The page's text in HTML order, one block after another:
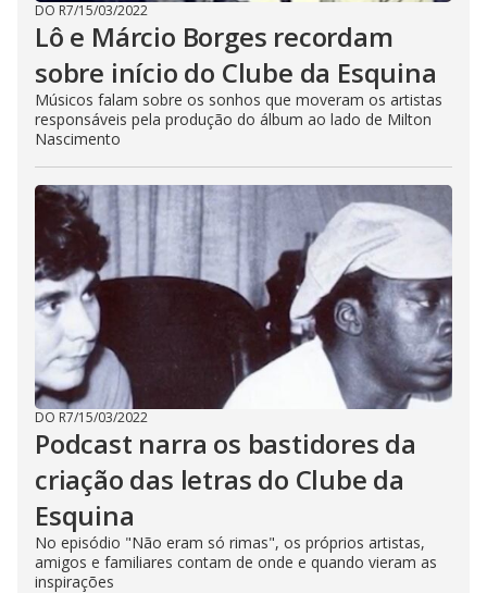
DO R7/15/03/2022
Lô e Márcio Borges recordam
sobre início do Clube da Esquina
Músicos falam sobre os sonhos que moveram os artistas
responsáveis pela produção do álbum ao lado de Milton
Nascimento
DO R7/15/03/2022
Podcast narra os bastidores da
criação das letras do Clube da
Esquina
No episódio "Não eram só rimas", os próprios artistas,
amigos e familiares contam de onde e quando vieram as
inspirações